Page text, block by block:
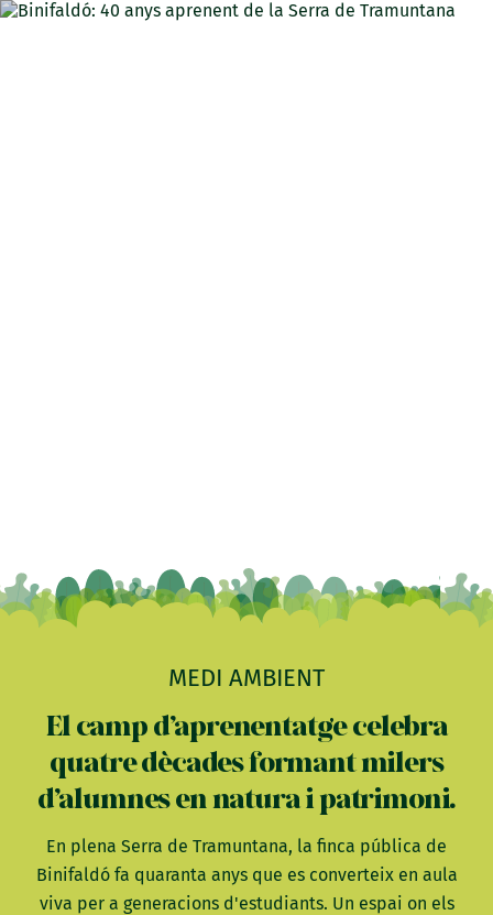
MEDI AMBIENT
El camp d’aprenentatge celebra
quatre dècades formant milers
d’alumnes en natura i patrimoni.
En plena Serra de Tramuntana, la finca pública de
Binifaldó fa quaranta anys que es converteix en aula
viva per a generacions d'estudiants. Un espai on els